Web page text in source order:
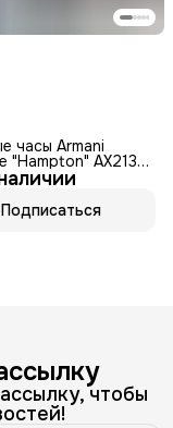
часы Armani
"Hampton" AX2132,
кварцевые, WR50,
циферблат
Подписаться
чтобы